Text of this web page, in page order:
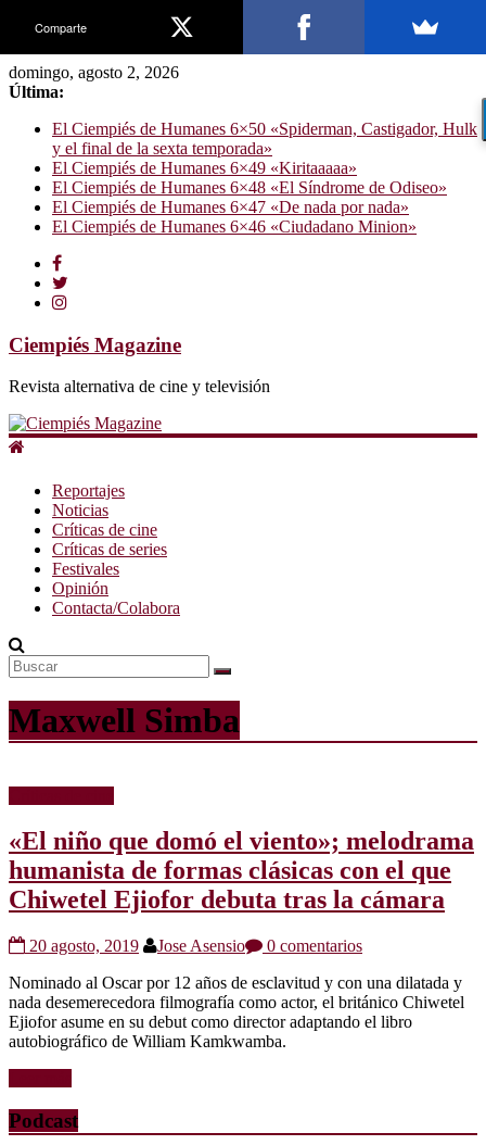
domingo, agosto 2, 2026
Última:
El Ciempiés de Humanes 6×50 «Spiderman, Castigador, Hulk
y el final de la sexta temporada»
El Ciempiés de Humanes 6×49 «Kiritaaaaa»
El Ciempiés de Humanes 6×48 «El Síndrome de Odiseo»
El Ciempiés de Humanes 6×47 «De nada por nada»
El Ciempiés de Humanes 6×46 «Ciudadano Minion»
Ciempiés Magazine
Revista alternativa de cine y televisión
Reportajes
Noticias
Críticas de cine
Críticas de series
Festivales
Opinión
Contacta/Colabora
Maxwell Simba
«El niño que domó el viento»; melodrama
humanista de formas clásicas con el que
Chiwetel Ejiofor debuta tras la cámara
20 agosto, 2019 Jose Asensio
0 comentarios
Nominado al Oscar por 12 años de esclavitud y con una dilatada y
nada desemerecedora filmografía como actor, el británico Chiwetel
Ejiofor asume en su debut como director adaptando el libro
autobiográfico de William Kamkwamba.
Podcast
Comparte